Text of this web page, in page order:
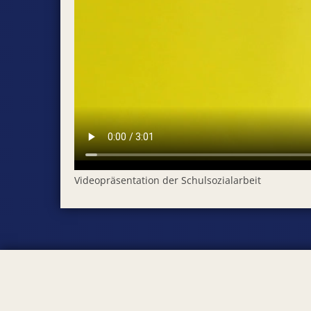
Videopräsentation der Schulsozialarbeit